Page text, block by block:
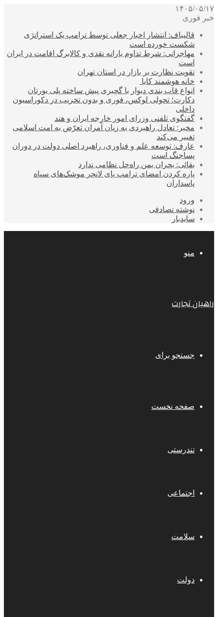
۱۴۰۵/۰۵/۱۷
خبر فوری
قالیباف: انتشار اخبار جعلی توسط ترامپ یک استراتژی
شکست خورده است
مهاجرانی: شرط تداوم یارانه نقدی و کالابرگ اقامت در ایران
است
تقویت نظارت بر بازار در استان تهران
خانه هوشمند کایا
انواع قاب بندی دیوار با گچبری پیش ساخته پلی یورتان
دکارت؛ تحولی لوکس، فوری و بدون تخریب در دکوراسیون
داخلی
گفتگوی تلفنی وزرای امور خارجه ایران و هند
مخبر: تعادل راهبردی به زیان آمران تعرّض به امت اسلامی
تغییر می‌کند
عارف: توسعه علم و فناوری، راهبرد اصلی دولت در دوران
پساجنگ است
بقائی: بحران یمن راه‌حل نظامی ندارد
پاره کردن امضای ترامپ پای لانچر موشک‌های سپاه
پاسداران
ورود
نوشته تصادفی
سایدبار
منو
راهیان تجارت
جستجو برای
صفحه نخست
تندرستی
اجتماعی
سلامت
دولت